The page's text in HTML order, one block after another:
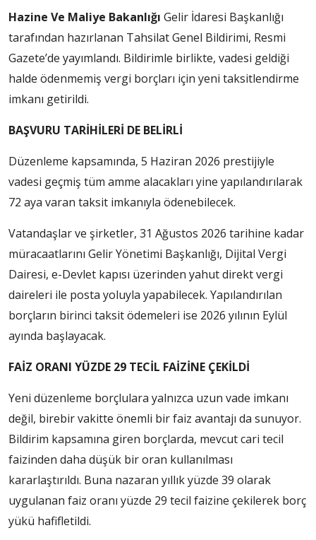
Hazine Ve Maliye Bakanlığı Gelir İdaresi Başkanlığı
tarafından hazırlanan Tahsilat Genel Bildirimi, Resmi
Gazete’de yayımlandı. Bildirimle birlikte, vadesi geldiği
halde ödenmemiş vergi borçları için yeni taksitlendirme
imkanı getirildi.
BAŞVURU TARİHİLERİ DE BELİRLİ
Düzenleme kapsamında, 5 Haziran 2026 prestijiyle
vadesi geçmiş tüm amme alacakları yine yapılandırılarak
72 aya varan taksit imkanıyla ödenebilecek.
Vatandaşlar ve şirketler, 31 Ağustos 2026 tarihine kadar
müracaatlarını Gelir Yönetimi Başkanlığı, Dijital Vergi
Dairesi, e-Devlet kapısı üzerinden yahut direkt vergi
daireleri ile posta yoluyla yapabilecek. Yapılandırılan
borçların birinci taksit ödemeleri ise 2026 yılının Eylül
ayında başlayacak.
FAİZ ORANI YÜZDE 29 TECİL FAİZİNE ÇEKİLDİ
Yeni düzenleme borçlulara yalnızca uzun vade imkanı
değil, birebir vakitte önemli bir faiz avantajı da sunuyor.
Bildirim kapsamına giren borçlarda, mevcut cari tecil
faizinden daha düşük bir oran kullanılması
kararlaştırıldı. Buna nazaran yıllık yüzde 39 olarak
uygulanan faiz oranı yüzde 29 tecil faizine çekilerek borç
yükü hafifletildi.